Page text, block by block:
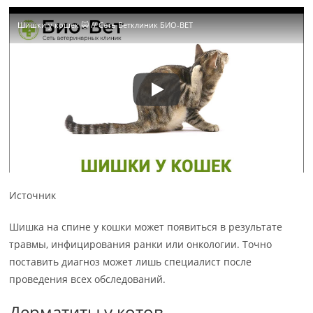
Шишки у кошек 🙀 // Сеть Ветклиник БИО-ВЕТ
Источник
Шишка на спине у кошки может появиться в результате
травмы, инфицирования ранки или онкологии. Точно
поставить диагноз может лишь специалист после
проведения всех обследований.